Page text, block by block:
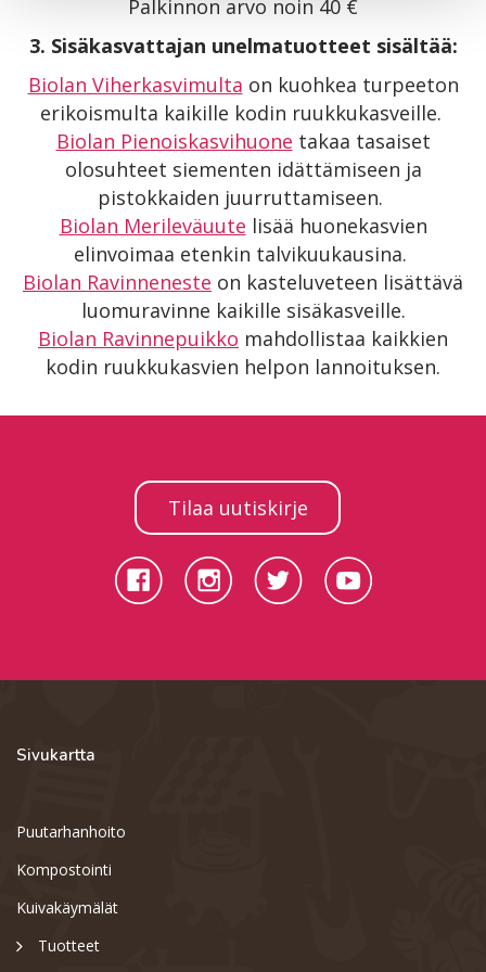
Palkinnon arvo noin 40 €
3. Sisäkasvattajan unelmatuotteet sisältää:
Biolan Viherkasvimulta on kuohkea turpeeton
erikoismulta kaikille kodin ruukkukasveille.
Biolan Pienoiskasvihuone takaa tasaiset
olosuhteet siementen idättämiseen ja
pistokkaiden juurruttamiseen.
Biolan Merileväuute lisää huonekasvien
elinvoimaa etenkin talvikuukausina.
Biolan Ravinneneste on kasteluveteen lisättävä
luomuravinne kaikille sisäkasveille.
Biolan Ravinnepuikko mahdollistaa kaikkien
kodin ruukkukasvien helpon lannoituksen.
Tilaa uutiskirje
Sivukartta
Puutarhanhoito
Kompostointi
Kuivakäymälät
Tuotteet